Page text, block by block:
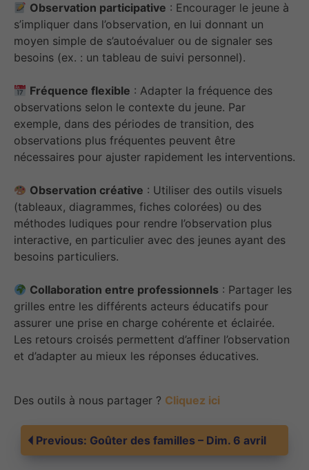
Observation participative : Encourager le jeune à
s’impliquer dans l’observation, en lui donnant un
moyen simple de s’autoévaluer ou de signaler ses
besoins (ex. : un tableau de suivi personnel).
Fréquence flexible : Adapter la fréquence des
observations selon le contexte du jeune. Par
exemple, dans des périodes de transition, des
observations plus fréquentes peuvent être
nécessaires pour ajuster rapidement les interventions.
Observation créative : Utiliser des outils visuels
(tableaux, diagrammes, fiches colorées) ou des
méthodes ludiques pour rendre l’observation plus
interactive, en particulier avec des jeunes ayant des
besoins particuliers.
Collaboration entre professionnels : Partager les
grilles entre les différents acteurs éducatifs pour
assurer une prise en charge cohérente et éclairée.
Les retours croisés permettent d’affiner l’observation
et d’adapter au mieux les réponses éducatives.
Des outils à nous partager ? Cliquez ici
Navigation
Previous: Goûter des familles – Dim. 6 avril